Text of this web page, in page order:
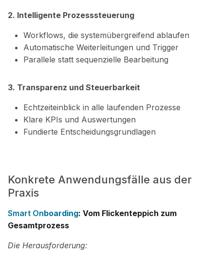
2. Intelligente Prozesssteuerung
Workflows, die systemübergreifend ablaufen
Automatische Weiterleitungen und Trigger
Parallele statt sequenzielle Bearbeitung
3. Transparenz und Steuerbarkeit
Echtzeiteinblick in alle laufenden Prozesse
Klare KPIs und Auswertungen
Fundierte Entscheidungsgrundlagen
Konkrete Anwendungsfälle aus der
Praxis
Smart Onboarding: Vom Flickenteppich zum
Gesamtprozess
Die Herausforderung: